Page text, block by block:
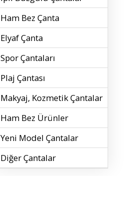
Ham Bez Çanta
Elyaf Çanta
Spor Çantaları
Plaj Çantası
Makyaj, Kozmetik Çantalar
Ham Bez Ürünler
Yeni Model Çantalar
Diğer Çantalar